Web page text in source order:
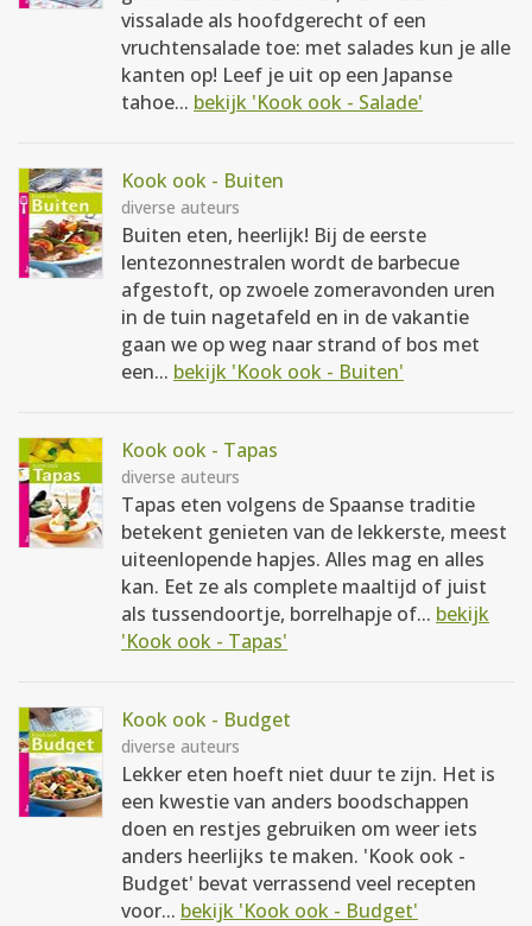
vissalade als hoofdgerecht of een
vruchtensalade toe: met salades kun je alle
kanten op! Leef je uit op een Japanse
tahoe... bekijk 'Kook ook - Salade'
Kook ook - Buiten
diverse auteurs
Buiten eten, heerlijk! Bij de eerste
lentezonnestralen wordt de barbecue
afgestoft, op zwoele zomeravonden uren
in de tuin nagetafeld en in de vakantie
gaan we op weg naar strand of bos met
een... bekijk 'Kook ook - Buiten'
Kook ook - Tapas
diverse auteurs
Tapas eten volgens de Spaanse traditie
betekent genieten van de lekkerste, meest
uiteenlopende hapjes. Alles mag en alles
kan. Eet ze als complete maaltijd of juist
als tussendoortje, borrelhapje of... bekijk
'Kook ook - Tapas'
Kook ook - Budget
diverse auteurs
Lekker eten hoeft niet duur te zijn. Het is
een kwestie van anders boodschappen
doen en restjes gebruiken om weer iets
anders heerlijks te maken. 'Kook ook -
Budget' bevat verrassend veel recepten
voor... bekijk 'Kook ook - Budget'